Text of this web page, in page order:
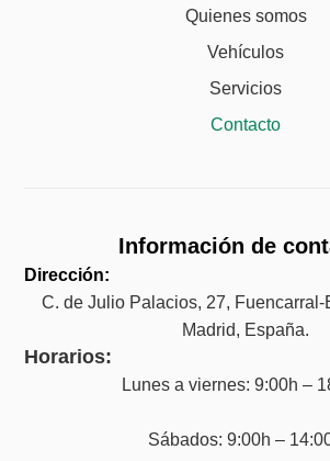
Quienes somos
Vehículos
Servicios
Contacto
Información de
Dirección:
C. de Julio Palacios, 27,
Madrid, España.
Horarios:
Lunes a viernes: 9:00h –
Sábados: 9:00h –